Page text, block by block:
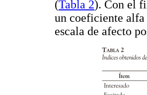
(Tabla 2). Con el
un coeficiente alfa
escala de afecto